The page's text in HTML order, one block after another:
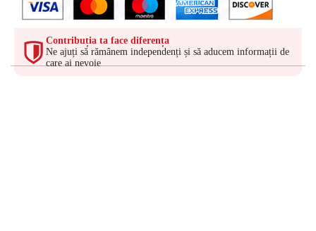
Contribuția ta face diferența
Ne ajuți să rămânem independenți și să aducem informații de
care ai nevoie